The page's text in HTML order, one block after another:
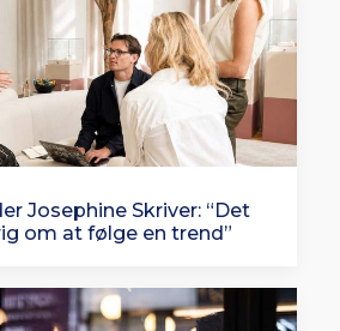
Josephine Skriver: “Det
om at følge en trend”